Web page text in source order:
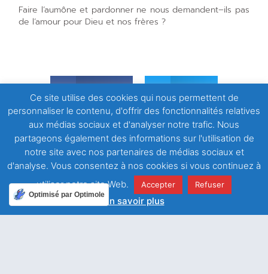
Faire l’aumône et pardonner ne nous demandent–ils pas
de l’amour pour Dieu et nos frères ?
LinkedIn Email
WhatsApp
Ce site utilise des cookies qui nous permettent de
personnaliser le contenu, d'offrir des fonctionnalités relatives
aux médias sociaux et d'analyser notre trafic. Nous
partageons également des informations sur l'utilisation de
notre site avec nos partenaires de médias sociaux et
d'analyse. Vous consentez à nos cookies si vous continuez à
utiliser notre site Web.
Accepter Refuser
En savoir plus
Optimisé par Optimole